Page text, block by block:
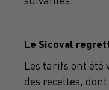
Le Sicoval
Les tarifs ont été
des recettes,